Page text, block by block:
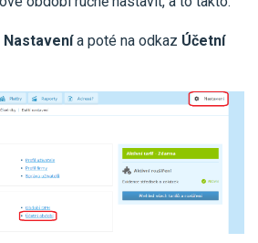
Ceník a sklady
One Stop Shop (OSS)
Nastavenía poté na odkaz Účetní